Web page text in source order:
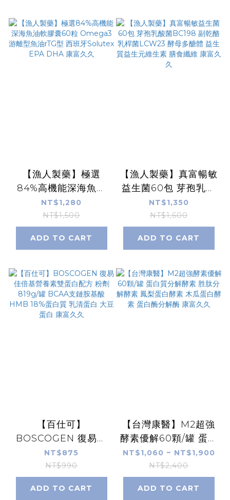
【漁人製藥】極選
84%高機能深海魚油
軟膠囊60粒
Omega3 游離型魚油
rTG型 西班牙Solutex
EPA DHA 康富久久
NT$1,280
NT$1,500
ADD TO CART
【漁人製藥】真富暢敏
益生菌60包 芽孢乳酸
菌BC198 副乾酪乳桿
菌LCW23 酵母多醣體
益生質益生元維生素
膳食纖維 康富久久
NT$1,350
NT$1,600
ADD TO CART
【百仕可】
BOSCOGEN 復易佳
倍基營養素雙蛋白配方
粉劑819g/罐 BCAA
支鏈胺基酸 HMB 18%
蛋白質 乳清蛋白 大豆
NT$875
NT$990
ADD TO CART
【台灣康醫】M2超強
酵素優解60顆/罐 蛋白
質分解酵素 胜肽分解
酵素 鳳梨蛋白酵素 木
瓜蛋白酵素 蛋白酶分
解酶 康富久久
NT$1,060 ~ NT$1,900
NT$2,400
ADD TO CART